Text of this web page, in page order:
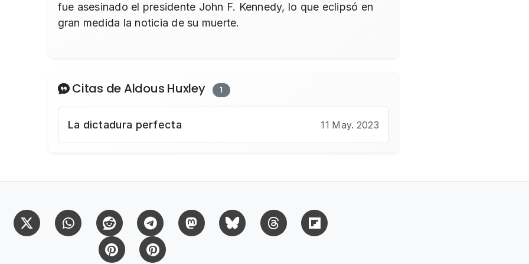
fue asesinado el presidente John F. Kennedy, lo que eclipsó en
gran medida la noticia de su muerte.
Citas de Aldous Huxley 1
La dictadura perfecta 11 May. 2023
FacebookX (Twitter)WhatsappReddit Telegram MastodonBluesky Threads
Pinterest